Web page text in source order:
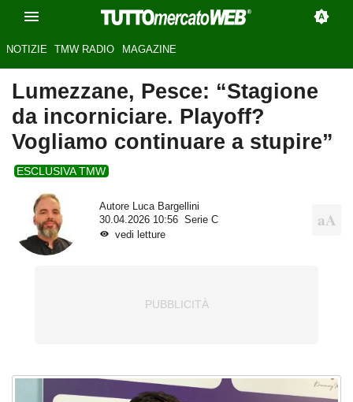
NOTIZIE TMW RADIO MAGAZINE
Lumezzane, Pesce: “Stagione
da incorniciare. Playoff?
Vogliamo continuare a stupire”
ESCLUSIVA TMW
Autore Luca Bargellini
30.04.2026 10:56
Serie C
vedi letture